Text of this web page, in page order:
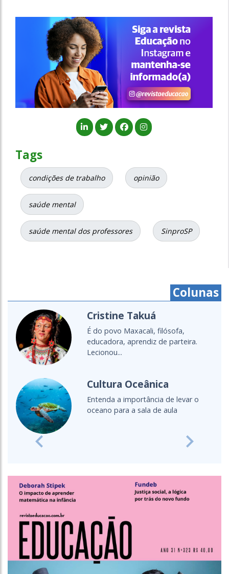
Tags
condições de trabalho opinião
saúde mental
saúde mental dos professores SinproSP
Colunas
Cristine Takuá
É do povo Maxacali, filósofa,
educadora, aprendiz de parteira.
Lecionou...
Cultura Oceânica
Entenda a importância de levar o
oceano para a sala de aula
Previous Next